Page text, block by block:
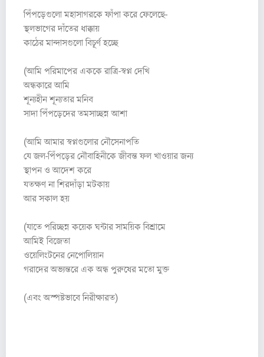
পিঁপড়েগুলো মহাসাগরকে ফাঁপা করে ফেলেছে-
স্থলভাগের দাঁতের ধাক্কায়
কাঠের মান্দাসগুলো বিচূর্ণ হচ্ছে
(আমি পরিমাপের এককে রাত্রি-স্বপ্ন দেখি
অন্ধকারে আমি
শূন্যহীন শূন্যতার মনিব
সাদা পিঁপড়েদের তমসাচ্ছন্ন আশা
(আমি আমার স্বপ্নগুলোর নৌসেনাপতি
যে জল-পিঁপড়ের নৌবাহিনীকে জীবন্ত ফল খাওয়ার জন্য
স্থাপন ও আদেশ করে
যতক্ষণ না শিরদাঁড়া মটকায়
আর সকাল হয়
(যাতে পরিচ্ছন্ন কয়েক ঘন্টার সাময়িক বিশ্রামে
আমিই বিজেতা
ওয়েলিংটনের নেপোলিয়ান
গরাদের অভ্যন্তরে এক অন্ধ পুরুষের মতো মুক্ত
(এবং অস্পষ্টভাবে নিরীক্ষারত)